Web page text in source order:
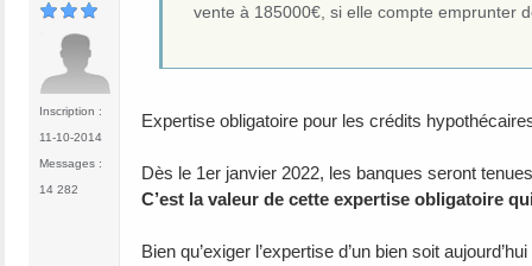
Inscription :
11-10-2014
Messages :
14 282
vente à 185000€, si elle compte emprunter
Expertise obligatoire pour les crédits
Dès le 1er janvier 2022, les banques seront
C’est la valeur de cette expertise obligatoire
Bien qu’exiger l’expertise d’un bien soit